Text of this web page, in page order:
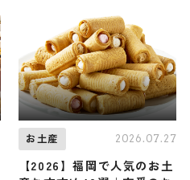
お土産 2026.07.27
【2026】福岡で人気のお土